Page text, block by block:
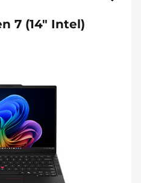
7 (14" Intel)